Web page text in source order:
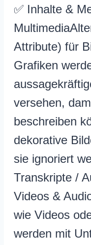
✅ Inhalte &
Attribute) für
Grafiken
versehen,
beschreiben
dekorative
sie ignoriert
Transkripte /
Videos &
wie Videos
werden mit